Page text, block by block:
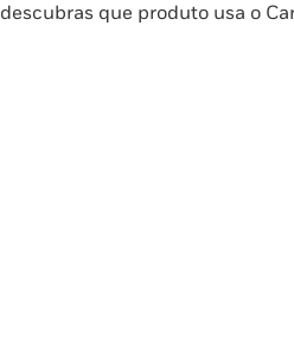
descubras que produto usa o